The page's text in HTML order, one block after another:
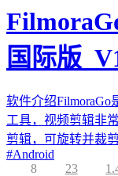
国际版
软件介绍
工具，视频剪辑非
剪辑，可旋转并裁
#Android
8
23